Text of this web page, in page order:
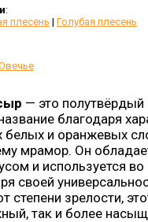
:
плесень | Голубая плесень
— это
благодаря
и оранжевых
мрамор. Он
и используется
своей
степени зрелости,
так и более